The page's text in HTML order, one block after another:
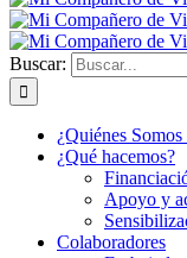
Buscar:
¿Quiénes
¿Qué hacemos?
Apoyo y
Colaboradores